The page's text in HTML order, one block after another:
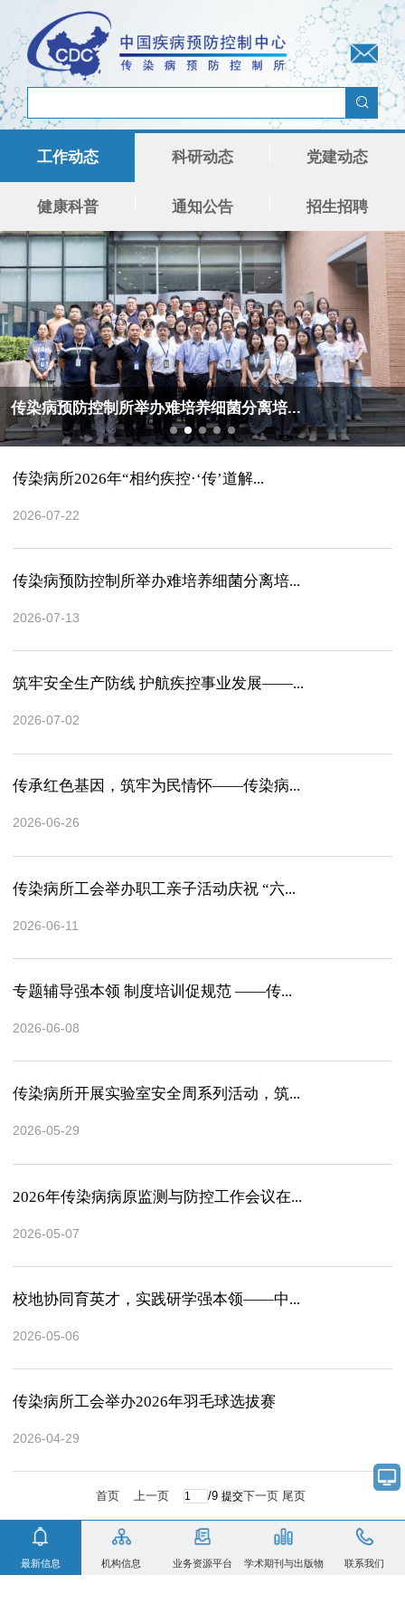
工作动态 科研动态 党建动态
健康科普 通知公告 招生招聘
传染病预防控制所举办难培养细菌分离培...
传染病所2026年“相约疾控·‘传’道解...
2026-07-22
传染病预防控制所举办难培养细菌分离培...
2026-07-13
筑牢安全生产防线 护航疾控事业发展——...
2026-07-02
传承红色基因，筑牢为民情怀——传染病...
2026-06-26
传染病所工会举办职工亲子活动庆祝 “六...
2026-06-11
专题辅导强本领 制度培训促规范 ——传...
2026-06-08
传染病所开展实验室安全周系列活动，筑...
2026-05-29
2026年传染病病原监测与防控工作会议在...
2026-05-07
校地协同育英才，实践研学强本领——中...
2026-05-06
传染病所工会举办2026年羽毛球选拔赛
2026-04-29
首页 上一页 /9 下一页 尾页
最新信息 机构信息 业务资源平台 学术期刊与出版物 联系我们